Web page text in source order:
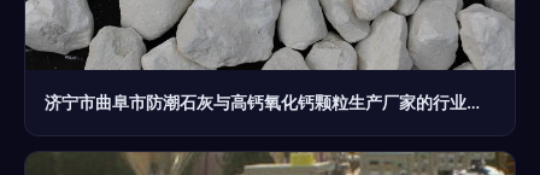
济宁市曲阜市防潮石灰与高钙氧化钙颗粒生产厂家的行业解析